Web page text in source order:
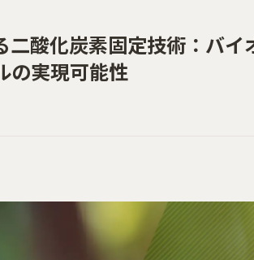
二酸化炭素固定技術：バ
の実現可能性